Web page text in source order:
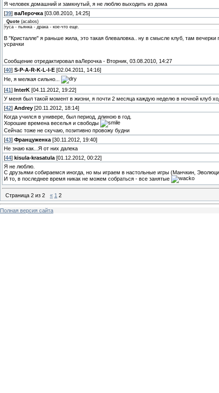
Я человек домашний и замкнутый, я не люблю выходить из дома
[39] ваЛерочка [03.08.2010, 14:25]
Quote (acabos)
туса - пьянка - драка - кое-что еще.
В "Кристалле" я раньше жила, это такая блеваловка.. ну в смысле клуб, там
усрачки
Сообщение отредактировал ваЛерочка - Вторник, 03.08.2010, 14:27
[40] S-P-A-R-K-L-I-E [02.04.2011, 14:16]
Не, я мелкая сильно...
[41 ] InterK [04.11.2012, 19:22]
У меня был такой момент в жизни, я почти 2 месяца каждую неделю в ночной клуб
[42] Andrey [20.11.2012, 18:14]
Когда учился в универе, был период, длиною в год.
Хорошие времена веселья и свободы
Сейчас тоже не скучаю, позитивно провожу будни
[43] Француженка [30.11.2012, 19:40]
Не знаю как...Я от них далека
[44] kisula-krasatula [01.12.2012, 00:22]
Я не люблю.
С друзьями собираемся иногда, но мы играем в настольные игры (Манчкин,
И то, в последнее время никак не можем собраться - все занятые
Страница 2 из 2 « 1 2
Полная версия сайта